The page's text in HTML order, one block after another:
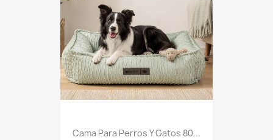
Cama Para Perros Y Gatos 80...